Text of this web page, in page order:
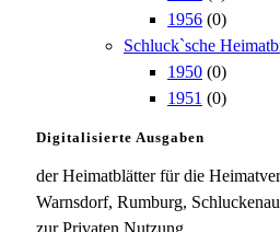
1956 (0)
Schluck`sche
1950 (0)
1951 (0)
Digitalisierte Ausgaben
der Heimatblätter für die
Warnsdorf, Rumburg,